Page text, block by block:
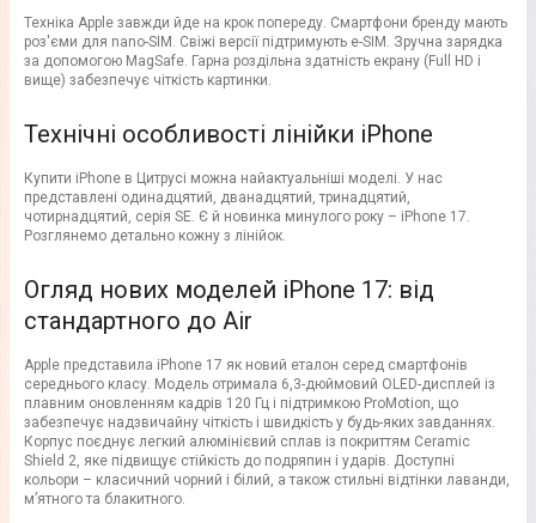
Техніка Apple завжди йде на крок попереду. Смартфони бренду мають
роз'єми для nano-SIM. Свіжі версії підтримують e-SIM. Зручна зарядка
за допомогою MagSafe. Гарна роздільна здатність екрану (Full HD і
вище) забезпечує чіткість картинки.
Технічні особливості лінійки iPhone
Купити iPhone в Цитрусі можна найактуальніші моделі. У нас
представлені одинадцятий, дванадцятий, тринадцятий,
чотирнадцятий, серія SE. Є й новинка минулого року – iPhone 17.
Розглянемо детально кожну з лінійок.
Огляд нових моделей iPhone 17: від
стандартного до Air
Apple представила iPhone 17 як новий еталон серед смартфонів
середнього класу. Модель отримала 6,3-дюймовий OLED-дисплей із
плавним оновленням кадрів 120 Гц і підтримкою ProMotion, що
забезпечує надзвичайну чіткість і швидкість у будь-яких завданнях.
Корпус поєднує легкий алюмінієвий сплав із покриттям Ceramic
Shield 2, яке підвищує стійкість до подряпин і ударів. Доступні
кольори – класичний чорний і білий, а також стильні відтінки лаванди,
м’ятного та блакитного.